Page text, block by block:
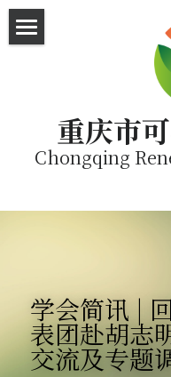
重庆市
Chongqing
English
学会简讯 |
表团赴胡志
交流及专题